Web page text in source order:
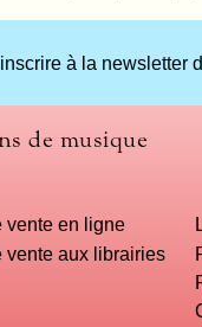
à la newsletter
de musique
vente en ligne
vente aux librairies